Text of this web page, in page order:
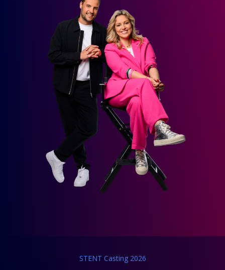
STENT Casting 2026